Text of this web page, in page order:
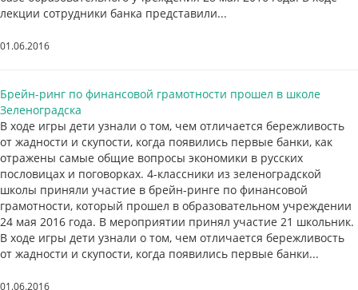
лекции сотрудники банка представили...
01.06.2016
Брейн-ринг по финансовой грамотности прошел в школе
Зеленоградска
В ходе игры дети узнали о том, чем отличается бережливость
от жадности и скупости, когда появились первые банки, как
отражены самые общие вопросы экономики в русских
пословицах и поговорках. 4-классники из зеленоградской
школы приняли участие в брейн-ринге по финансовой
грамотности, который прошел в образовательном учреждении
24 мая 2016 года. В мероприятии принял участие 21 школьник.
В ходе игры дети узнали о том, чем отличается бережливость
от жадности и скупости, когда появились первые банки...
01.06.2016